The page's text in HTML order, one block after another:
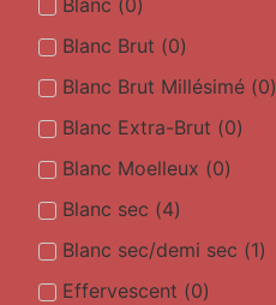
Blanc (0)
Blanc Brut (0)
Blanc Brut Millésimé (0)
Blanc Extra-Brut (0)
Blanc Moelleux (0)
Blanc sec (4)
Blanc sec/demi sec (1)
Effervescent (0)